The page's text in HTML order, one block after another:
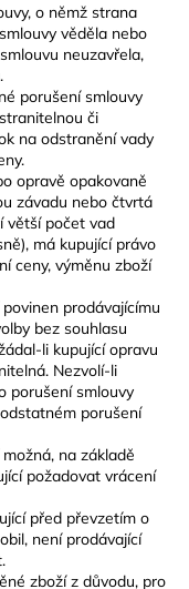
o němž strana
věděla nebo
neuzavřela,
porušení smlouvy
či
na odstranění vady
opravě opakovaně
závadu nebo čtvrtá
větší počet vad
má kupující právo
ceny, výměnu zboží
prodávajícímu
bez souhlasu
li kupující opravu
Nezvolí-li
porušení smlouvy
porušení
na základě
požadovat vrácení
před převzetím o
není prodávající
zboží z důvodu, pro